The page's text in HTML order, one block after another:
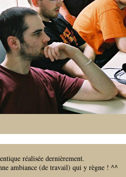
réalisée dernièrement.
ambiance (de travail) qui y règne ! ^^